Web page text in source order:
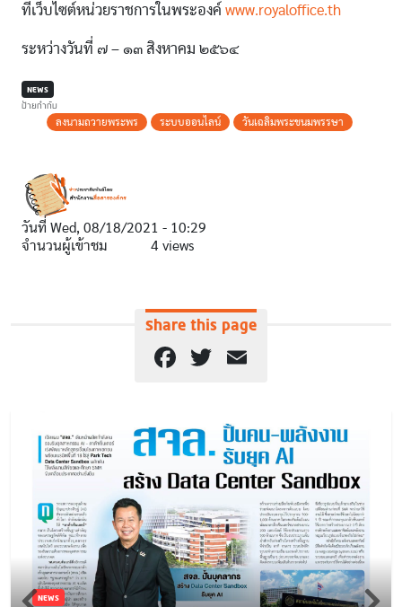
ที่เว็บไซต์หน่วยราชการในพระองค์ www.royaloffice.th
ระหว่างวันที่ ๗ – ๑๓ สิงหาคม ๒๕๖๔
NEWS
ป้ายกำกับ
ลงนามถวายพระพร ระบบออนไลน์ วันเฉลิมพระชนมพรรษา
วันที่ Wed, 08/18/2021 - 10:29
จำนวนผู้เข้าชม
4 views
Share this page
Facebook
Twitter
NEWS